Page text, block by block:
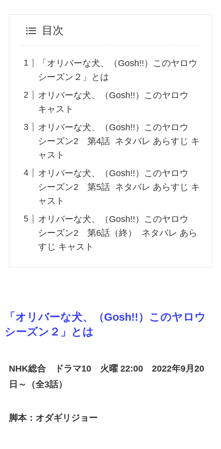
目次
「オリバーな犬、（Gosh!!）このヤロウ
シーズン２」とは
オリバーな犬、（Gosh!!）このヤロウ
キャスト
オリバーな犬、（Gosh!!）このヤロウ
シーズン2 第4話 ネタバレ あらすじ キ
ャスト
オリバーな犬、（Gosh!!）このヤロウ
シーズン2 第5話 ネタバレ あらすじ キ
ャスト
オリバーな犬、（Gosh!!）このヤロウ
シーズン2 第6話（終） ネタバレ あら
すじ キャスト
「オリバーな犬、（Gosh!!）このヤロウ
シーズン２」とは
NHK総合 ドラマ10 火曜 22:00 2022年9月20
日～
（全3話）
脚本：オダギリジョー